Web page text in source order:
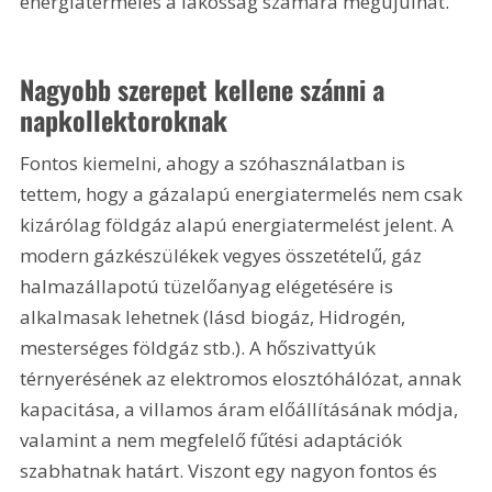
Nagyobb szerepet kellene szánni a
napkollektoroknak
Fontos kiemelni, ahogy a szóhasználatban is
tettem, hogy a gázalapú energiatermelés nem csak
kizárólag földgáz alapú energiatermelést jelent. A
modern gázkészülékek vegyes összetételű, gáz
halmazállapotú tüzelőanyag elégetésére is
alkalmasak lehetnek (lásd biogáz, Hidrogén,
mesterséges földgáz stb.). A hőszivattyúk
térnyerésének az elektromos elosztóhálózat, annak
kapacitása, a villamos áram előállításának módja,
valamint a nem megfelelő fűtési adaptációk
szabhatnak határt. Viszont egy nagyon fontos és